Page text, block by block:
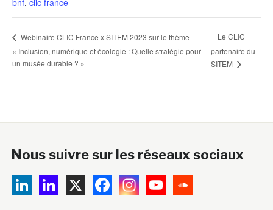
bnf, clic france
Webinaire CLIC France x SITEM 2023 sur le thème
« Inclusion, numérique et écologie : Quelle stratégie pour
un musée durable ? »
Le CLIC
partenaire du
SITEM
Nous suivre sur les réseaux sociaux